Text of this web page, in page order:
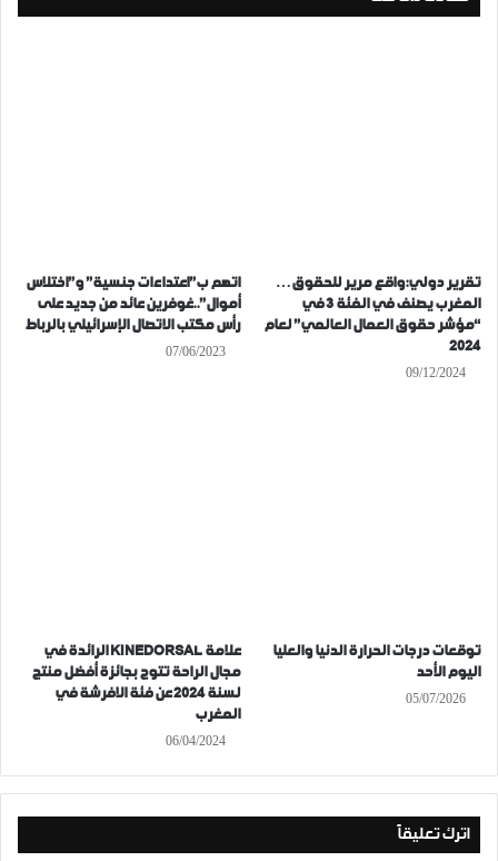
تقرير دولي:واقع مرير للحقوق…
المغرب يصنف في الفئة 3 في
“مؤشر حقوق العمال العالمي” لعام
2024
09/12/2024
اتهم ب”اعتداءات جنسية” و”اختلاس
أموال”..غوفرين عائد من جديد على
رأس مكتب الاتصال الإسرائيلي بالرباط
07/06/2023
توقعات درجات الحرارة الدنيا والعليا
اليوم الأحد
05/07/2026
علامة KINEDORSAL الرائدة في
مجال الراحة تتوج بجائزة أفضل منتج
لسنة 2024 عن فئة الافرشة في
المغرب
06/04/2024
اترك تعليقاً